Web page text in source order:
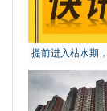
提前进入枯水期
道局全面部署维